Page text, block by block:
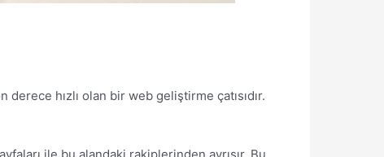
derece hızlı olan bir web geliştirme çatısıdır.